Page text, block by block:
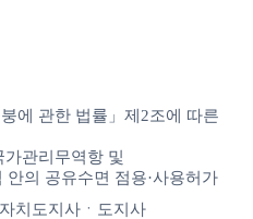
에 관한 법률」제2조에 따른
관리무역항 및
의 공유수면 점용·사용허가
치도지사ㆍ도지사